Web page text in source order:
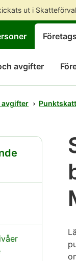
ut i
avgifter
avgifter